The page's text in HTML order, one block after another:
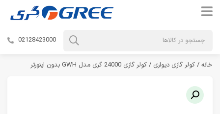
02128423000
خانه / کولر گازی دیواری / کولر گازی 24000 گری مدل GWH بدون اینورتر